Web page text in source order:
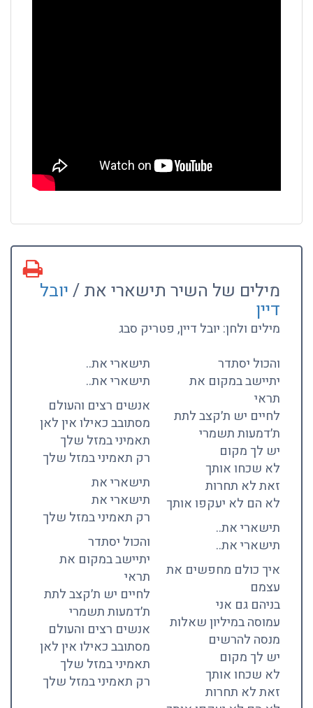
מילים של השיר תישארי את /יובל
דיין
מילים ולחן: יובל דיין, פטריק סבג
והכול יסתדר
יתיישב במקום את
תראי
לחיים יש ת׳קצב לתת
ת׳דמעות תשמרי
יש לך מקום
לא שכחו אותך
זאת לא תחרות
לא הם לא יעקפו אותך
תישארי את..
תישארי את..
איך כולם מחפשים את
עצמם
בניהם גם אני
עמוסה במיליון שאלות
מנסה להרשים
יש לך מקום
לא שכחו אותך
זאת לא תחרות
תישארי את..
תישארי את..
אנשים רצים והעולם
מסתובב כאילו אין לאן
תאמיני במזל שלך
רק תאמיני במזל שלך
תישארי את
תישארי את
רק תאמיני במזל שלך
והכול יסתדר
יתיישב במקום את
תראי
לחיים יש ת׳קצב לתת
ת׳דמעות תשמרי
אנשים רצים והעולם
מסתובב כאילו אין לאן
תאמיני במזל שלך
רק תאמיני במזל שלך